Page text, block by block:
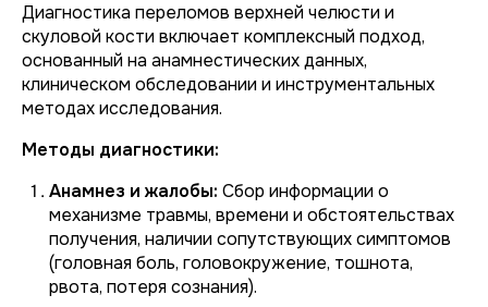
Диагностика переломов верхней челюсти и
скуловой кости включает комплексный подход,
основанный на анамнестических данных,
клиническом обследовании и инструментальных
методах исследования.
Методы диагностики:
Анамнез и жалобы: Сбор информации о
механизме травмы, времени и обстоятельствах
получения, наличии сопутствующих симптомов
(головная боль, головокружение, тошнота,
рвота, потеря сознания).